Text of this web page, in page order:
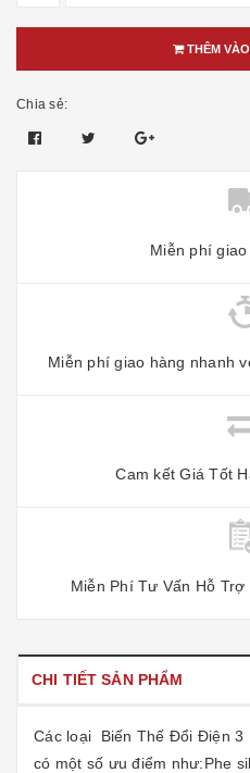
THÊM
Chia sẻ:
Miễn phí
Miễn phí giao hàng nhanh
Cam kết Giá Tốt
Miễn Phí Tư Vấn Hỗ
CHI TIẾT SẢN PHẨM
Các loại Biến Thế Đổi Điện 3
có một số ưu điểm như:Phe